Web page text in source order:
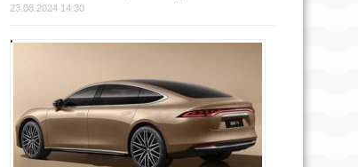
23.08.2024 14:30